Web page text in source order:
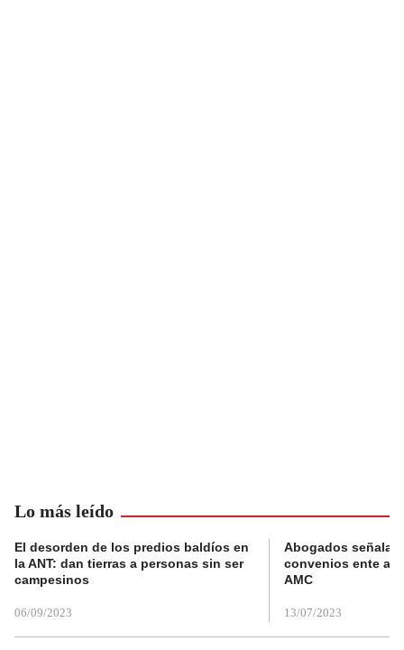
Lo más leído
El desorden de los predios baldíos en
la ANT: dan tierras a personas sin ser
campesinos
06/09/2023
Abogados
convenios ente
AMC
13/07/2023